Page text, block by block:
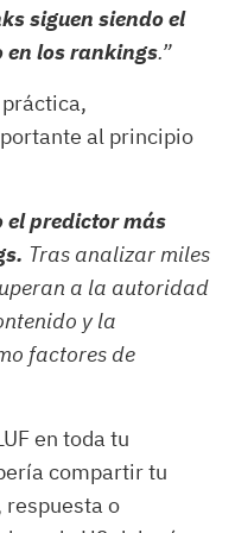
siguen siendo el
en los rankings.”
práctica,
al principio
el predictor más
Tras analizar miles
a la autoridad
y la
factores de
en toda tu
compartir tu
o